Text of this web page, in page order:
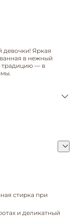
Яркая
в нежный
традицию — в
стирка при
и деликатный